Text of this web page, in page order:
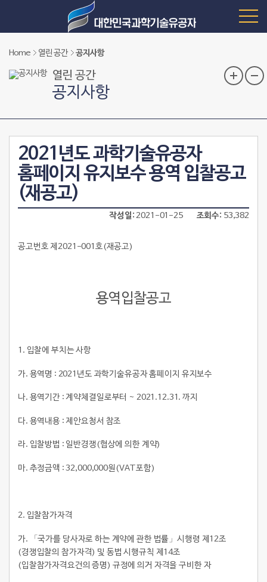
Home 열린 공간 공지사항
열린 공간
공지사항
2021년도 과학기술유공자
홈페이지 유지보수 용역 입찰공고
(재공고)
작성일 2021-01-25 조회수 53,382
공고번호 제2021-001호(재공고)
용역입찰공고
1. 입찰에 부치는 사항
가. 용역명 : 2021년도 과학기술유공자 홈페이지 유지보수
나. 용역기간 : 계약체결일로부터 ~ 2021.12.31. 까지
다. 용역내용 : 제안요청서 참조
라. 입찰방법 : 일반경쟁(협상에 의한 계약)
마. 추정금액 : 32,000,000원(VAT포함)
2. 입찰참가자격
가. 「국가를 당사자로 하는 계약에 관한 법률」시행령 제12조
(경쟁입찰의 참가자격) 및 동법 시행규칙 제14조
(입찰참가자격요건의 증명) 규정에 의거 자격을 구비한 자